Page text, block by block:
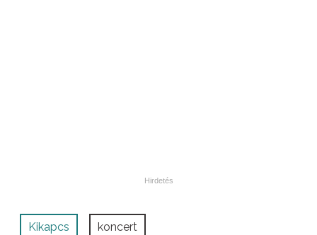
Kikapcs koncert